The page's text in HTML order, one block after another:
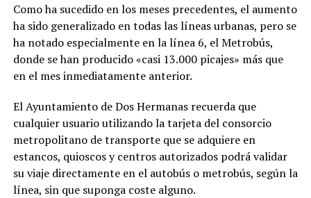
Como ha sucedido en los meses precedentes, el aumento
ha sido generalizado en todas las líneas urbanas, pero se
ha notado especialmente en la línea 6, el Metrobús,
donde se han producido «casi 13.000 picajes» más que
en el mes inmediatamente anterior.
El Ayuntamiento de Dos Hermanas recuerda que
cualquier usuario utilizando la tarjeta del consorcio
metropolitano de transporte que se adquiere en
estancos, quioscos y centros autorizados podrá validar
su viaje directamente en el autobús o metrobús, según la
línea, sin que suponga coste alguno.